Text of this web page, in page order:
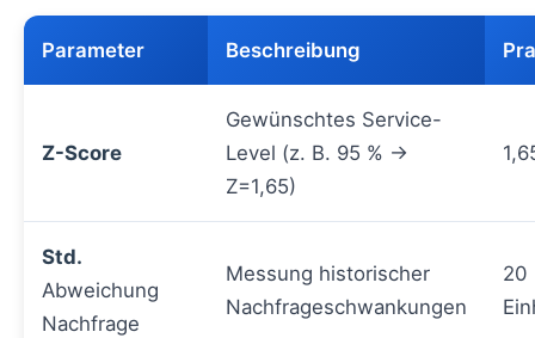
Parameter Beschreibung
Z-Score
Gewünschtes Service-
Level (z. B. 95 % →
Z=1,65)
Std.
Abweichung
Nachfrage
Messung historischer
Nachfrageschwankungen
20